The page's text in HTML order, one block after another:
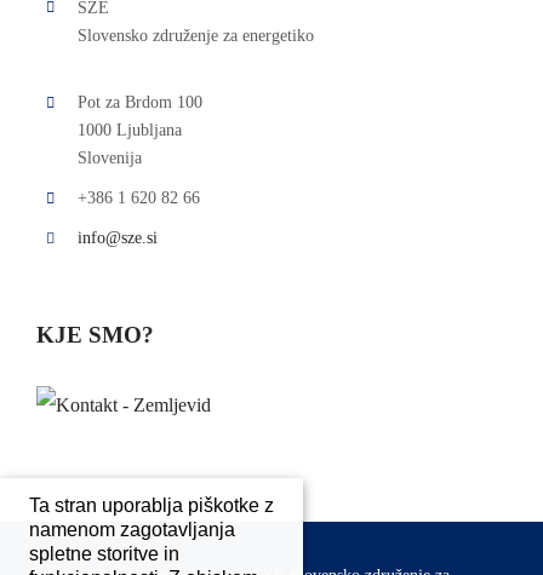
SZE
Slovensko združenje za energetiko
Pot za Brdom 100
1000 Ljubljana
Slovenija
+386 1 620 82 66
info@sze.si
KJE SMO?
Ta stran uporablja piškotke z
namenom zagotavljanja
spletne storitve in